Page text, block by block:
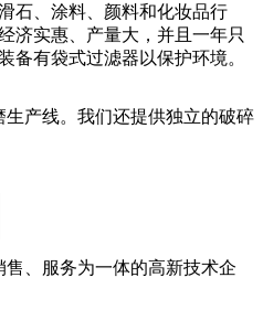
石、涂料、颜料和化妆品行
济实惠、产量大，并且一年只
备有袋式过滤器以保护环境。
产线。我们还提供独立的破碎
、服务为一体的高新技术企